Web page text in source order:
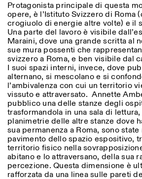
ISTITUTO SVIZZERO
MILANO
Sede di
Via
20121
Protagonista principale di questa
opere, è l’Istituto Svizzero di Roma
crogiuolo di energie altre volte) e il
Una parte del lavoro è visibile
Maraini, dove una grande scritta al
sue mura possenti che
svizzero a Roma, e ben visibile dal
I suoi spazi interni, invece, dove
alternano, si mescolano e si
l’ambivalenza con cui un territorio
vissuto e attraversato. Annette
pubblico una delle stanze degli
trasformandola in una sala di
planimetrie delle altre stanze dove
sua permanenza a Roma, sono
pavimento dello spazio espositivo,
territorio fisico nella
abitano e lo attraversano, della sua
percezione. Questa dimensione è
rafforzata da una linea sulle pareti